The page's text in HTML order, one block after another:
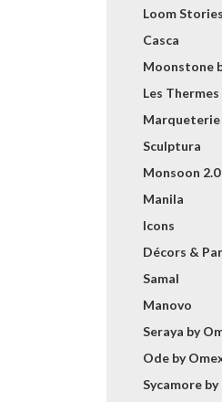
Loom
Casca
Moonstone
Les Thermes
Marqueterie
Sculptura
Monsoon 2.0
Manila
Icons
Décors &
Samal
Manovo
Seraya by
Ode by
Sycamore